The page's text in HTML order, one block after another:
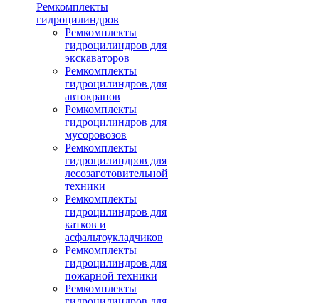
Ремкомплекты
гидроцилиндров
Ремкомплекты
гидроцилиндров для
экскаваторов
Ремкомплекты
гидроцилиндров для
автокранов
Ремкомплекты
гидроцилиндров для
мусоровозов
Ремкомплекты
гидроцилиндров для
лесозаготовительной
техники
Ремкомплекты
гидроцилиндров для
катков и
асфальтоукладчиков
Ремкомплекты
гидроцилиндров для
пожарной техники
Ремкомплекты